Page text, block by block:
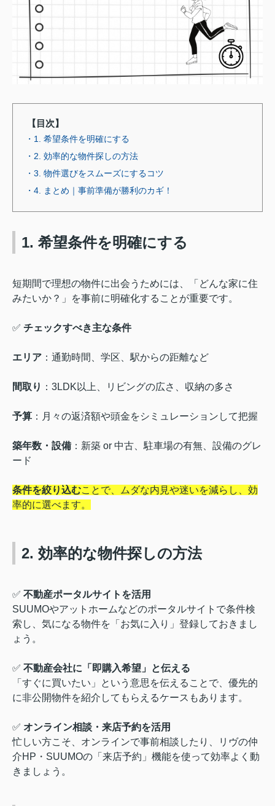
【目次】
・1. 希望条件を明確にする
・2. 効率的な物件探しの方法
・3. 物件選びをスムーズにするコツ
・4. まとめ｜事前準備が勝利のカギ！
1. 希望条件を明確にする
短期間で理想の物件に出会うためには、「どんな家に住
みたいか？」を事前に明確化することが重要です。
✅ チェックすべき主な条件
エリア ：通勤時間、学区、駅からの距離など
間取り ：3LDK以上、リビングの広さ、収納の多さ
予算 ：月々の返済額や頭金をシミュレーションして把握
築年数・設備 ：新築 or 中古、駐車場の有無、設備のグレ
ード
条件を絞り込むことで、ムダな内見や迷いを減らし、効
率的に選べます。
2. 効率的な物件探しの方法
✅ 不動産ポータルサイトを活用
SUUMOやアットホームなどのポータルサイトで条件検
索し、気になる物件を「お気に入り」登録しておきまし
ょう。
✅ 不動産会社に「即購入希望」と伝える
「すぐに買いたい」という意思を伝えることで、優先的
に非公開物件を紹介してもらえるケースもあります。
✅ オンライン相談・来店予約を活用
忙しい方こそ、オンラインで事前相談したり、リヴの仲
介HP・SUUMOの「来店予約」機能を使って効率よく動
きましょう。